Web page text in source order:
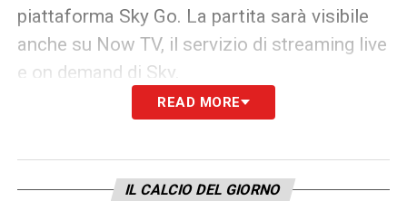
piattaforma Sky Go. La partita sarà visibile
anche su Now TV, il servizio di streaming live
e on demand di Sky.
READ MORE
IL CALCIO DEL GIORNO